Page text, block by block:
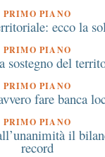
sicurezza:
PRIMO PIANO
ecco la
PRIMO PIANO
sostegno del
PRIMO PIANO
fare banca
PRIMO PIANO
il
record